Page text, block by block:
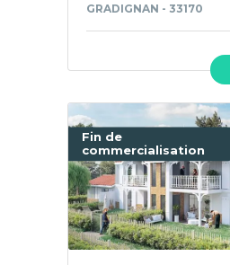
GRADIGNAN - 33170
Fin de
commercialisation